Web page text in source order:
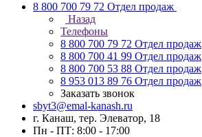
8 800 700 79 72 Отдел продаж
Назад
Телефоны
8 800 700 79 72 Отдел продаж
8 800 700 41 99 Отдел продаж
8 800 700 53 88 Отдел продаж
8 953 013 89 76 Отдел продаж
Заказать звонок
sbyt3@emal-kanash.ru
г. Канаш, тер. Элеватор, 18
Пн - ПТ: 8:00 - 17:00